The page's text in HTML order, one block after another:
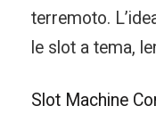
terremoto.
le slot a tema,
Slot Machine